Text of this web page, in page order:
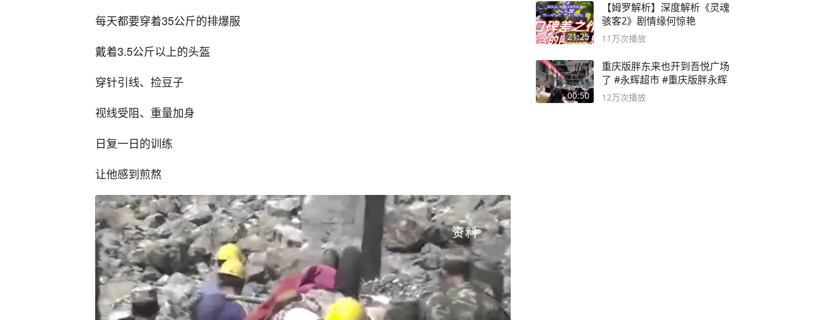
每天都要穿着35公斤的排爆服
戴着3.5公斤以上的头盔
穿针引线、捡豆子
视线受阻、重量加身
日复一日的训练
让他感到煎熬
21:25
【姆罗解析】深度解析《灵魂
骇客2》剧情缘何惊艳
11万次播放
00:50
重庆版胖东来也开到吾悦广场
了 #永辉超市 #重庆版胖永辉
12万次播放